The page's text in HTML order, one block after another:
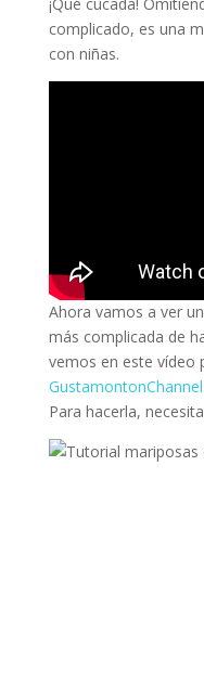
complicado, es una
con niñas.
Ahora vamos a ver
más complicada de
vemos en este vídeo
GustamontonChannel
Para hacerla,